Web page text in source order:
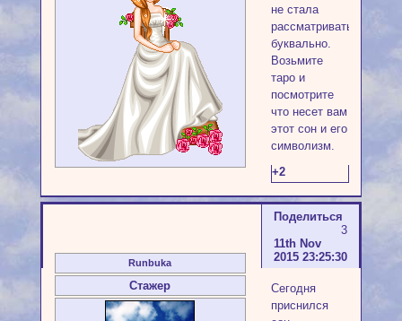
не стала
рассматривать
буквально.
Возьмите
таро и
посмотрите
что несет вам
этот сон и его
символизм.
+2
Поделиться
3
11th Nov
2015 23:25:30
Runbuka
Стажер
Сегодня
приснился